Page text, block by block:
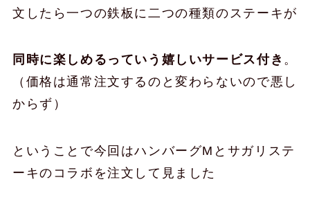
文したら一つの鉄板に二つの種類のステーキが
同時に楽しめるっていう嬉しいサービス付き 。
（価格は通常注文するのと変わらないので悪し
からず）
ということで今回はハンバーグMとサガリステ
ーキのコラボを注文して見ました